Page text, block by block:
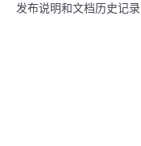
发布说明和文档历史记录